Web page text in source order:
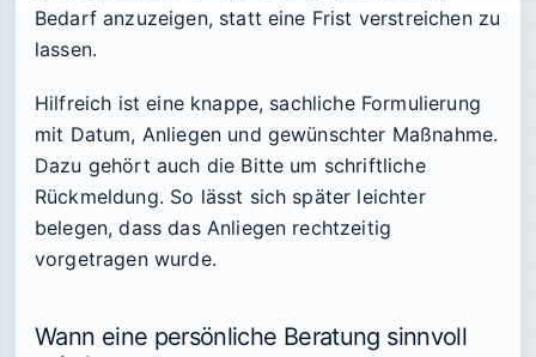
Bedarf anzuzeigen, statt eine Frist verstreichen zu
lassen.
Hilfreich ist eine knappe, sachliche Formulierung
mit Datum, Anliegen und gewünschter Maßnahme.
Dazu gehört auch die Bitte um schriftliche
Rückmeldung. So lässt sich später leichter
belegen, dass das Anliegen rechtzeitig
vorgetragen wurde.
Wann eine persönliche Beratung sinnvoll